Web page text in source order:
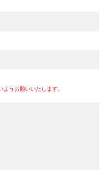
うお願いいたします。